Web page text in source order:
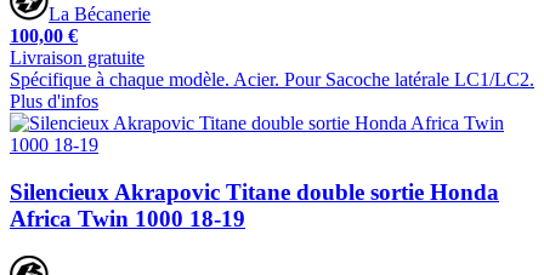
La Bécanerie
100,00 €
Livraison gratuite
Spécifique à chaque modèle. Acier. Pour Sacoche latérale LC1/LC2.
Plus d'infos
Silencieux Akrapovic Titane double sortie Honda
Africa Twin 1000 18-19